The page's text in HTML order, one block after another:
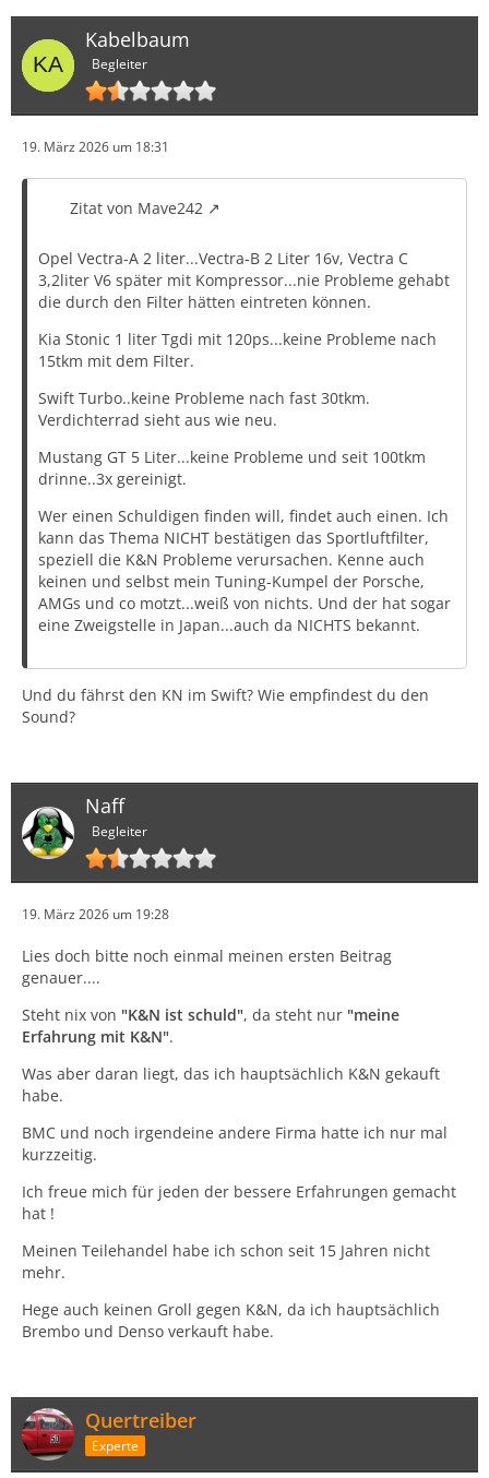
Kabelbaum
Begleiter
19. März 2026 um 18:31
Zitat von Mave242
Opel Vectra-A 2 liter...Vectra-B 2 Liter 16v, Vectra C
3,2liter V6 später mit Kompressor...nie Probleme gehabt
die durch den Filter hätten eintreten können.
Kia Stonic 1 liter Tgdi mit 120ps...keine Probleme nach
15tkm mit dem Filter.
Swift Turbo..keine Probleme nach fast 30tkm.
Verdichterrad sieht aus wie neu.
Mustang GT 5 Liter...keine Probleme und seit 100tkm
drinne..3x gereinigt.
Wer einen Schuldigen finden will, findet auch einen. Ich
kann das Thema NICHT bestätigen das Sportluftfilter,
speziell die K&N Probleme verursachen. Kenne auch
keinen und selbst mein Tuning-Kumpel der Porsche,
AMGs und co motzt...weiß von nichts. Und der hat sogar
eine Zweigstelle in Japan...auch da NICHTS bekannt.
Und du fährst den KN im Swift? Wie empfindest du den
Sound?
Naff
Begleiter
19. März 2026 um 19:28
Lies doch bitte noch einmal meinen ersten Beitrag
genauer....
Steht nix von "K&N ist schuld", da steht nur "meine
Erfahrung mit K&N".
Was aber daran liegt, das ich hauptsächlich K&N gekauft
habe.
BMC und noch irgendeine andere Firma hatte ich nur mal
kurzzeitig.
Ich freue mich für jeden der bessere Erfahrungen gemacht
hat !
Meinen Teilehandel habe ich schon seit 15 Jahren nicht
mehr.
Hege auch keinen Groll gegen K&N, da ich hauptsächlich
Brembo und Denso verkauft habe.
Quertreiber
Experte